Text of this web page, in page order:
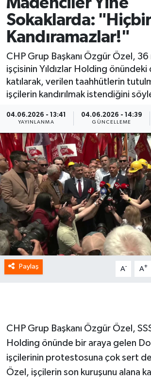
Sokaklarda:
Kandıramazlar!"
CHP Grup Başkanı Özgür Özel, 36
işçisinin Yıldızlar Holding önündeki
katılarak, verilen taahhütlerin
işçilerin kandırılmak istendiğini
04.06.2026 - 13:41
YAYINLANMA
04.06.2026 - 14:39
GÜNCELLEME
Paylaş A- A+
CHP Grup Başkanı Özgür Özel,
Holding önünde bir araya gelen
işçilerinin protestosuna çok sert
Özel, işçilerin son kuruşunu alana
Siyaset
Spor
Yaşam
Haber Arşivi